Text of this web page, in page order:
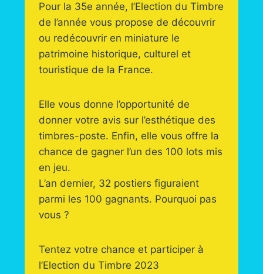
Pour la 35e année, l’Election du Timbre
de l’année vous propose de découvrir
ou redécouvrir en miniature le
patrimoine historique, culturel et
touristique de la France.
Elle vous donne l’opportunité de
donner votre avis sur l’esthétique des
timbres-poste. Enfin, elle vous offre la
chance de gagner l’un des 100 lots mis
en jeu.
L’an dernier, 32 postiers figuraient
parmi les 100 gagnants. Pourquoi pas
vous ?
Tentez votre chance et participer à
l’Election du Timbre 2023